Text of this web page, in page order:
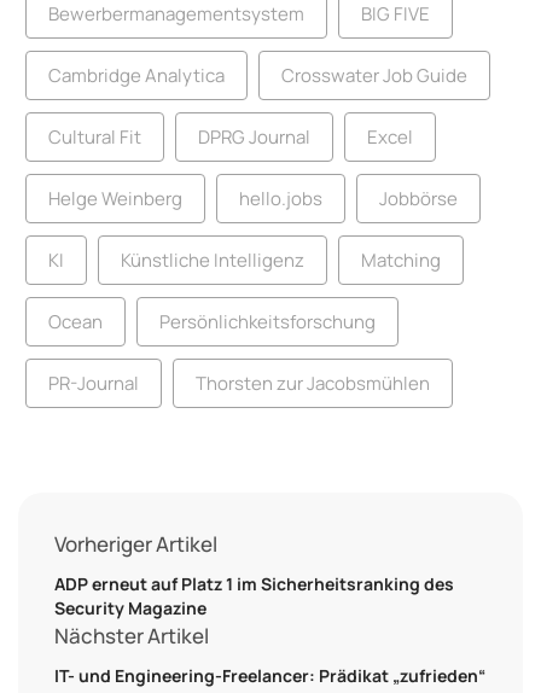
Bewerbermanagementsystem BIG FIVE
Cambridge Analytica Crosswater Job Guide
Cultural Fit DPRG Journal Excel
Helge Weinberg hello.jobs Jobbörse
KI Künstliche Intelligenz Matching
Ocean Persönlichkeitsforschung
PR-Journal Thorsten zur Jacobsmühlen
Vorheriger Artikel
ADP erneut auf Platz 1 im Sicherheitsranking des
Security Magazine
Nächster Artikel
IT- und Engineering-Freelancer: Prädikat „zufrieden“